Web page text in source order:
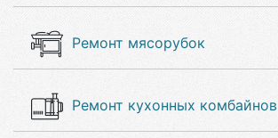
Ремонт мясорубок
Ремонт кухонных комбайнов